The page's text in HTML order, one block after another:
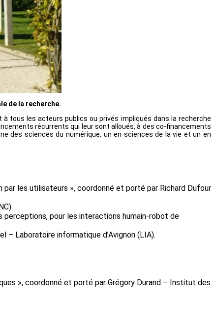
de la recherche.
à tous les acteurs publics ou privés impliqués dans la recherche
récurrents qui leur sont alloués, à des co-financements
des sciences du numérique, un en sciences de la vie et un en
les utilisateurs », coordonné et porté par Richard Dufour
pour les interactions humain-robot de
– Laboratoire informatique d’Avignon (LIA).
», coordonné et porté par Grégory Durand – Institut des